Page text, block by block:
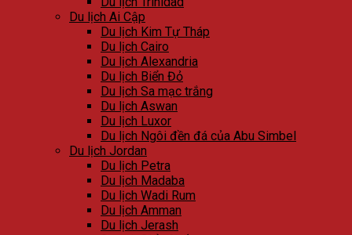
Du lịch Ai Cập
Du lịch Kim Tự Tháp
Du lịch Cairo
Du lịch Alexandria
Du lịch Biển Đỏ
Du lịch Sa mạc trắng
Du lịch Aswan
Du lịch Luxor
Du lịch Ngôi đền đá của Abu Simbel
Du lịch Jordan
Du lịch Petra
Du lịch Madaba
Du lịch Wadi Rum
Du lịch Amman
Du lịch Jerash